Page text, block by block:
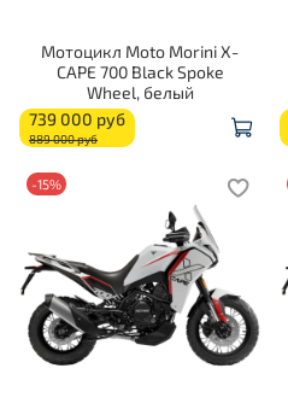
Мотоцикл Moto Morini X-
CAPE 700 Black Spoke
Wheel, белый
739 000 руб
889 000 руб
-15%